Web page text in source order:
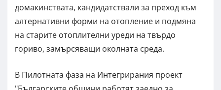
домакинствата, кандидатствали за преход към
алтернативни форми на отопление и подмяна
на старите отоплителни уреди на твърдо
гориво, замърсяващи околната среда.
В Пилотната фаза на Интегрирания проект